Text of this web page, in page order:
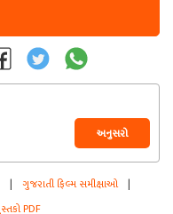
અનુસરો
| ગુજરાતી ફિલ્મ સમીક્ષાઓ |
PDF